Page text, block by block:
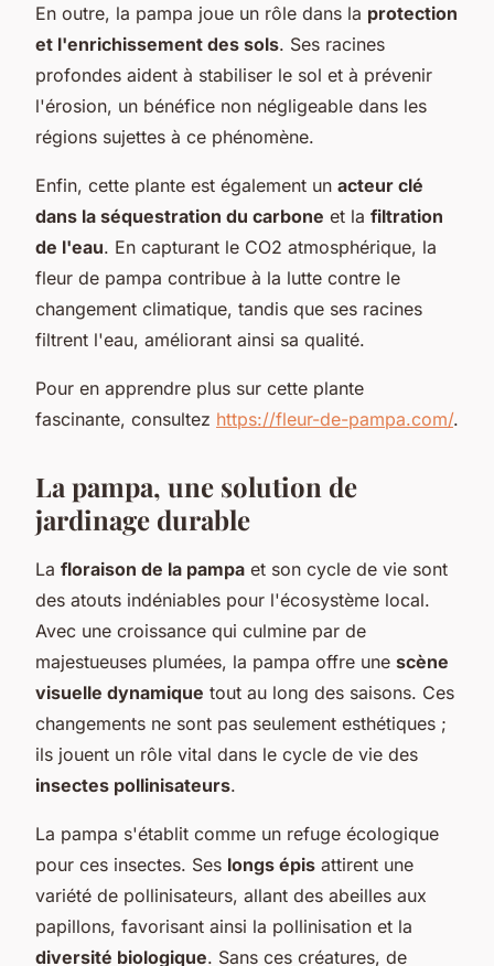
En outre, la pampa joue un rôle dans la protection
et l'enrichissement des sols. Ses racines
profondes aident à stabiliser le sol et à prévenir
l'érosion, un bénéfice non négligeable dans les
régions sujettes à ce phénomène.
Enfin, cette plante est également un acteur clé
dans la séquestration du carbone et la filtration
de l'eau. En capturant le CO2 atmosphérique, la
fleur de pampa contribue à la lutte contre le
changement climatique, tandis que ses racines
filtrent l'eau, améliorant ainsi sa qualité.
Pour en apprendre plus sur cette plante
fascinante, consultez https://fleur-de-pampa.com/.
La pampa, une solution de
jardinage durable
La floraison de la pampa et son cycle de vie sont
des atouts indéniables pour l'écosystème local.
Avec une croissance qui culmine par de
majestueuses plumées, la pampa offre une scène
visuelle dynamique tout au long des saisons. Ces
changements ne sont pas seulement esthétiques ;
ils jouent un rôle vital dans le cycle de vie des
insectes pollinisateurs.
La pampa s'établit comme un refuge écologique
pour ces insectes. Ses longs épis attirent une
variété de pollinisateurs, allant des abeilles aux
papillons, favorisant ainsi la pollinisation et la
diversité biologique. Sans ces créatures, de